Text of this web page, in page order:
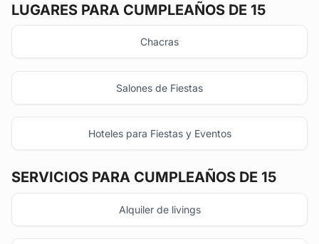
LUGARES PARA CUMPLEAÑOS DE 15
Chacras
Salones de Fiestas
Hoteles para Fiestas y Eventos
SERVICIOS PARA CUMPLEAÑOS DE 15
Alquiler de livings